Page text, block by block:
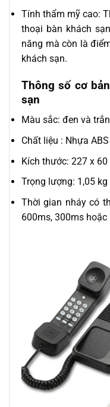
Tính thẩm mỹ cao:
thoại bàn khách
năng mà còn là
khách sạn.
Thông số cơ
sạn
Màu sắc: đen và
Chất liệu : Nhựa ABS
Kích thước: 227 x
Trọng lượng: 1,05 kg
Thời gian nháy có
600ms, 300ms hoặc